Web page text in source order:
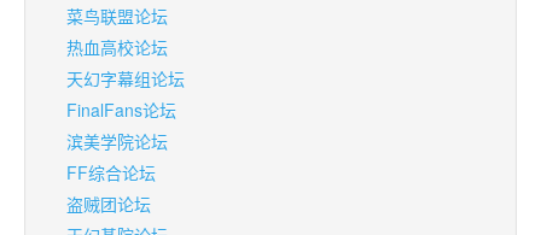
菜鸟联盟论坛
热血高校论坛
天幻字幕组论坛
FinalFans论坛
滨美学院论坛
FF综合论坛
盗贼团论坛